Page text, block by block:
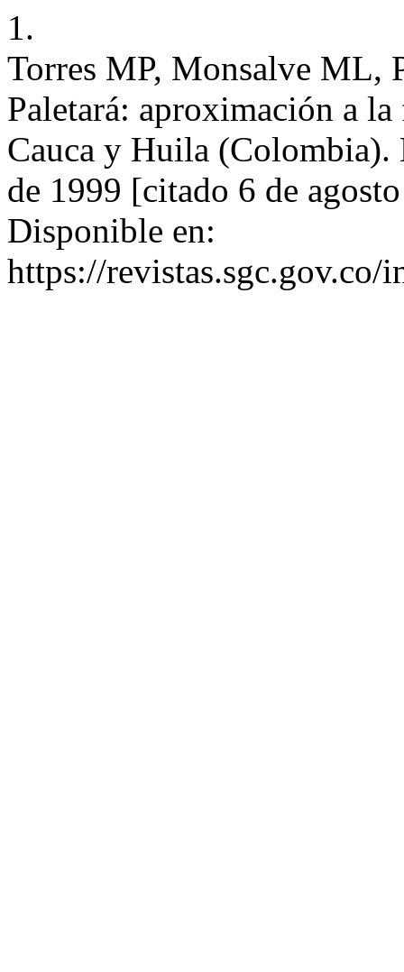
1.
Torres MP, Monsalve ML,
Paletará: aproximación a
Cauca y Huila
de 1999 [citado 6 de
Disponible en:
https://